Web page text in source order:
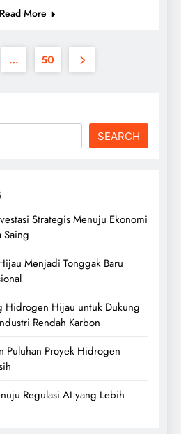
Read More
… 50
SEARCH
Strategis Menuju Ekonomi
Saing
Menjadi Tonggak Baru
Hidrogen Hijau untuk Dukung
Rendah Karbon
Puluhan Proyek Hidrogen
Regulasi AI yang Lebih